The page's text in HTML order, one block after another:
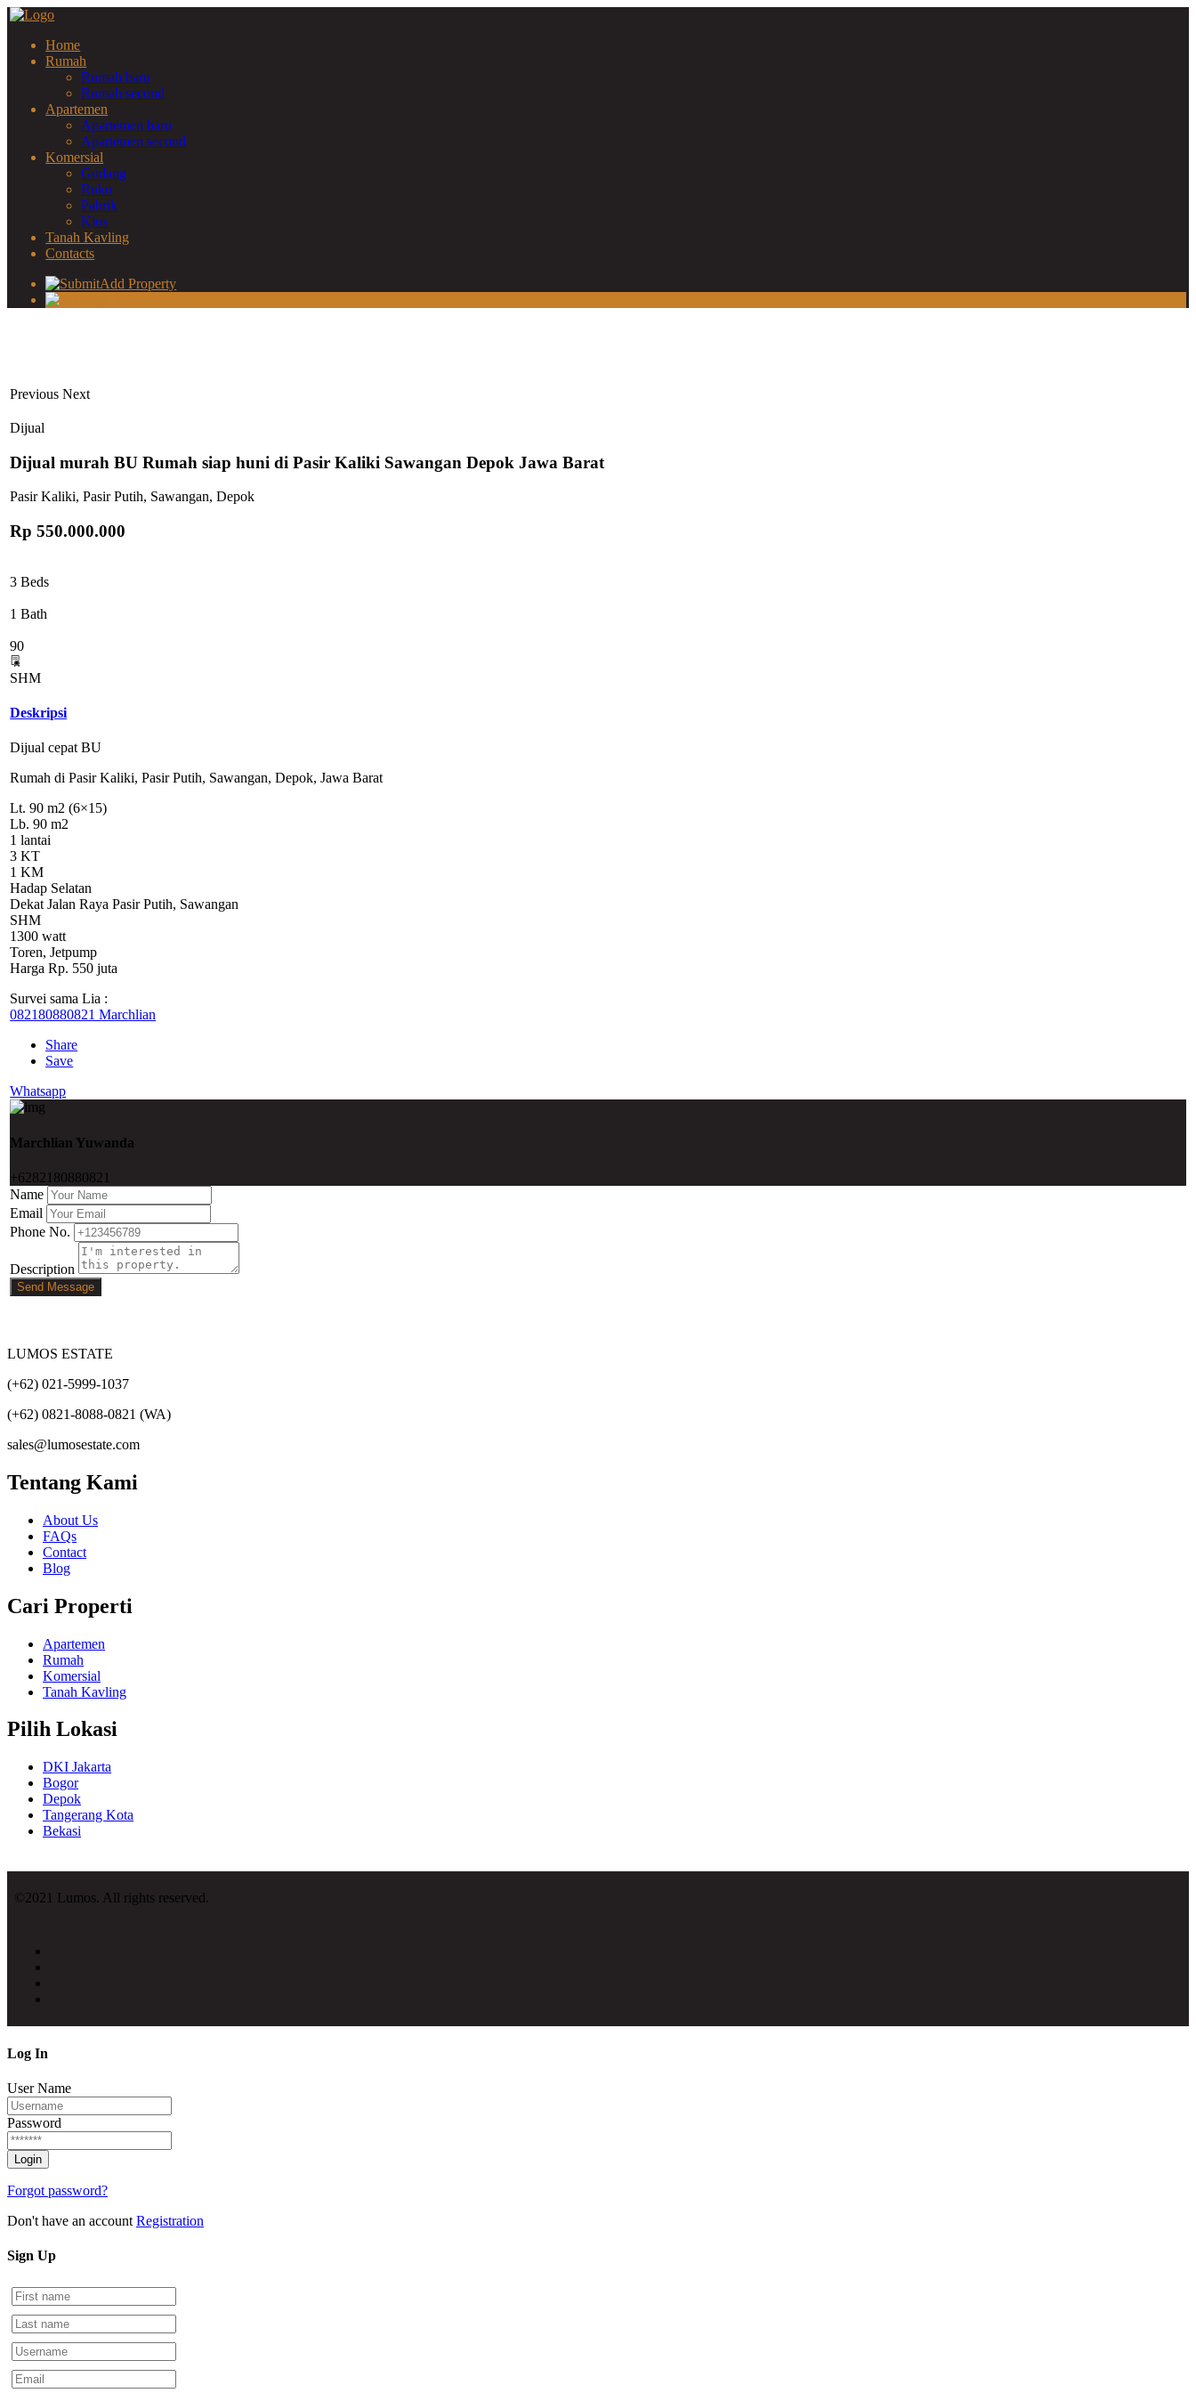
Home
Rumah
Rumah baru
Rumah second
Apartemen
Apartemen baru
Apartemen second
Komersial
Gudang
Ruko
Pabrik
Kios
Tanah Kavling
Contacts
Add Property
Previous Next
Dijual
Dijual murah BU Rumah siap huni di Pasir Kaliki Sawangan Depok Jawa Barat
Pasir Kaliki, Pasir Putih, Sawangan, Depok
Rp 550.000.000
3 Beds
1 Bath
90
SHM
Deskripsi
Dijual cepat BU
Rumah di Pasir Kaliki, Pasir Putih, Sawangan, Depok, Jawa Barat
Lt. 90 m2 (6×15)
Lb. 90 m2
1 lantai
3 KT
1 KM
Hadap Selatan
Dekat Jalan Raya Pasir Putih, Sawangan
SHM
1300 watt
Toren, Jetpump
Harga Rp. 550 juta
Survei sama Lia :
082180880821 Marchlian
Share
Save
Whatsapp
Marchlian Yuwanda
+6282180880821
Name
Email
Phone No.
Description
Send Message
LUMOS ESTATE
(+62) 021-5999-1037
(+62) 0821-8088-0821 (WA)
sales@lumosestate.com
Tentang Kami
About Us
FAQs
Contact
Blog
Cari Properti
Apartemen
Rumah
Komersial
Tanah Kavling
Pilih Lokasi
DKI Jakarta
Bogor
Depok
Tangerang Kota
Bekasi
©2021 Lumos. All rights reserved.
Log In
User Name
Password
Forgot password?
Don't have an account Registration
Sign Up